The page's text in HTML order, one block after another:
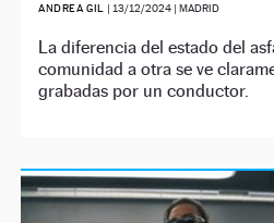
ANDREA GIL | 13/12/2024| MADRID
La diferencia del estado del
comunidad a otra se ve
grabadas por un conductor.